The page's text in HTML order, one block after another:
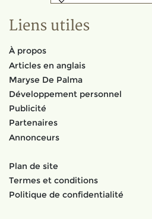
Liens utiles
À propos
Articles en anglais
Maryse De Palma
Développement personnel
Publicité
Partenaires
Annonceurs
Plan de site
Termes et conditions
Politique de confidentialité